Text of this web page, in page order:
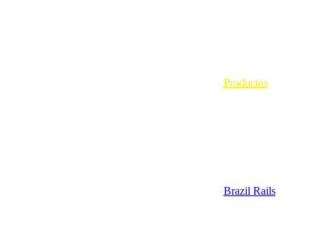
Productos
Brazil Rails